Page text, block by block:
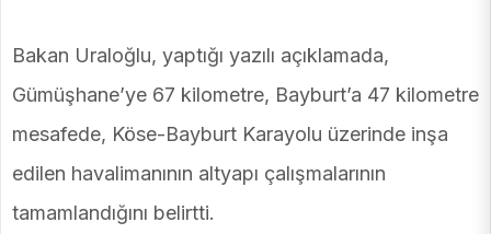
Bakan Uraloğlu, yaptığı yazılı açıklamada,
Gümüşhane’ye 67 kilometre, Bayburt’a 47 kilometre
mesafede, Köse-Bayburt Karayolu üzerinde inşa
edilen havalimanının altyapı çalışmalarının
tamamlandığını belirtti.